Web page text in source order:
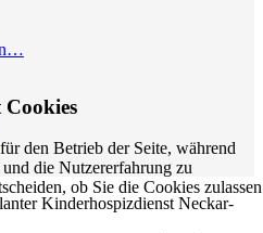
Cookies
den Betrieb der Seite, während
die Nutzererfahrung zu
ob Sie die Cookies zulassen